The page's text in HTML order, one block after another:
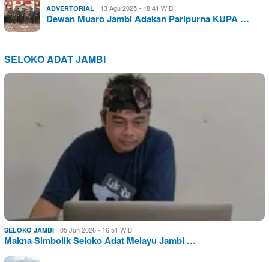
ADVERTORIAL 13 Agu 2025 - 18:41 WIB
Dewan Muaro Jambi Adakan Paripurna KUPA …
SELOKO ADAT JAMBI
SELOKO JAMBI 05 Jun 2026 - 16:51 WIB
Makna Simbolik Seloko Adat Melayu Jambi …